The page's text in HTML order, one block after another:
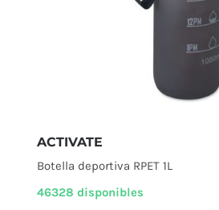
ACTIVATE
Botella deportiva RPET 1L
46328 disponibles